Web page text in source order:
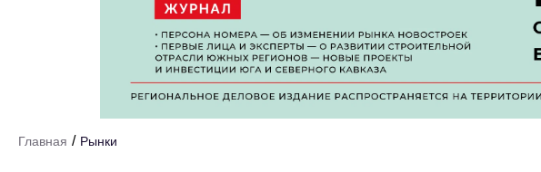
Главная / Рынки